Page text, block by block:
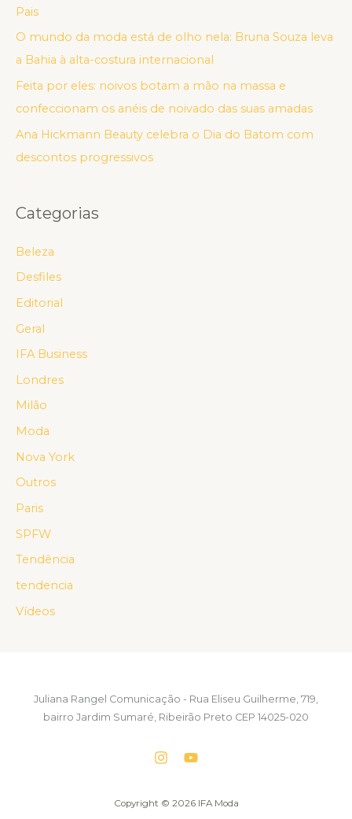
Pais
O mundo da moda está de olho nela: Bruna Souza leva
a Bahia à alta-costura internacional
Feita por eles: noivos botam a mão na massa e
confeccionam os anéis de noivado das suas amadas
Ana Hickmann Beauty celebra o Dia do Batom com
descontos progressivos
Categorias
Beleza
Desfiles
Editorial
Geral
IFA Business
Londres
Milão
Moda
Nova York
Outros
Paris
SPFW
Tendência
tendencia
Vídeos
Juliana Rangel Comunicação - Rua Eliseu Guilherme, 719,
bairro Jardim Sumaré, Ribeirão Preto CEP 14025-020
Copyright © 2026 IFA Moda